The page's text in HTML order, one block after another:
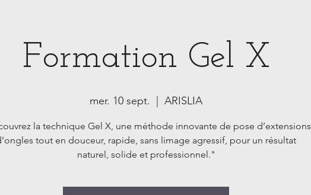
Formation Gel X
mer. 10 sept. ARISLIA
la technique Gel X, une méthode innovante de pose d’extensions
tout en douceur, rapide, sans limage agressif, pour un résultat
naturel, solide et professionnel."